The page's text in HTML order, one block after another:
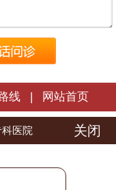
线 | 网站首页
所有
医院 关闭